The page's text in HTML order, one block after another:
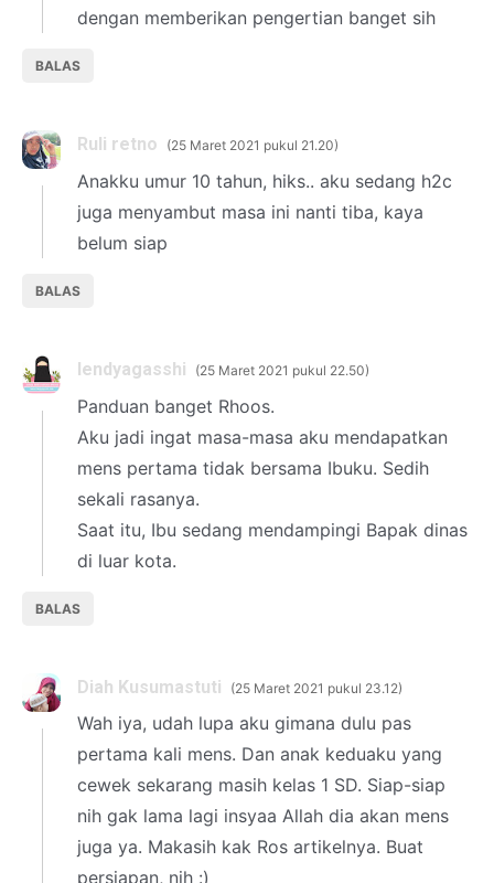
dengan memberikan pengertian banget sih
BALAS
Ruli retno 25 Maret 2021 pukul 21.20
Anakku umur 10 tahun, hiks.. aku sedang h2c
juga menyambut masa ini nanti tiba, kaya
belum siap
BALAS
lendyagasshi 25 Maret 2021 pukul 22.50
Panduan banget Rhoos.
Aku jadi ingat masa-masa aku mendapatkan
mens pertama tidak bersama Ibuku. Sedih
sekali rasanya.
Saat itu, Ibu sedang mendampingi Bapak dinas
di luar kota.
BALAS
Diah Kusumastuti 25 Maret 2021 pukul 23.12
Wah iya, udah lupa aku gimana dulu pas
pertama kali mens. Dan anak keduaku yang
cewek sekarang masih kelas 1 SD. Siap-siap
nih gak lama lagi insyaa Allah dia akan mens
juga ya. Makasih kak Ros artikelnya. Buat
persiapan, nih :)